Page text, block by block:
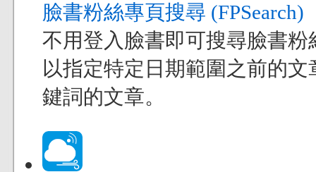
臉書粉絲專頁搜尋 (FPSearch)
不用登入臉書即可搜尋臉書
以指定特定日期範圍之前的
鍵詞的文章。